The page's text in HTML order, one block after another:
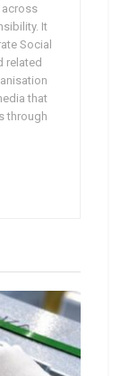
It
Social
related
that
through